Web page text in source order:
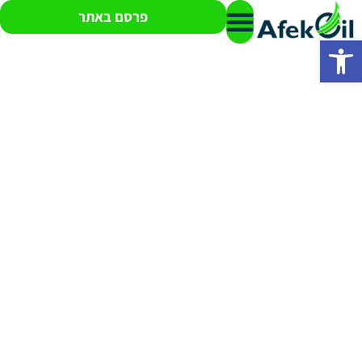
פתח סרגל נגישות
פרסם באתר